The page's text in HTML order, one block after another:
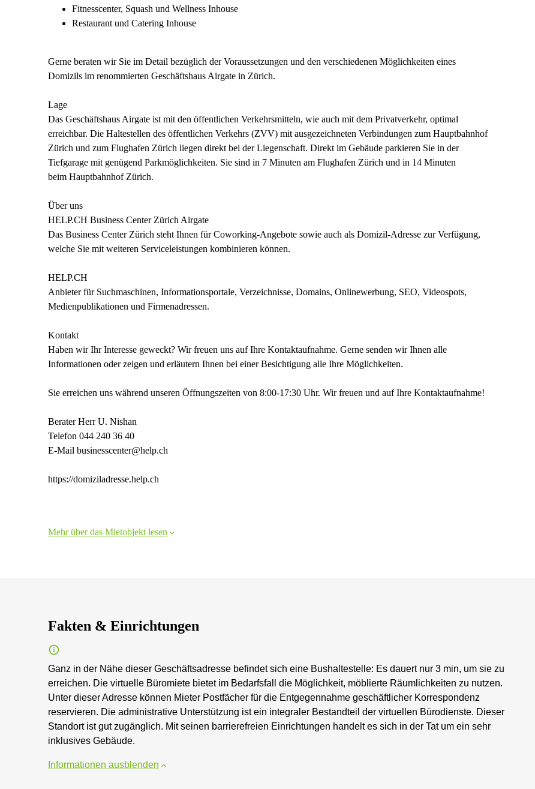
Fitnesscenter, Squash und Wellness Inhouse
Restaurant und Catering Inhouse
Gerne beraten wir Sie im Detail bezüglich der Voraussetzungen und den verschiedenen Möglichkeiten eines
Domizils im renommierten Geschäftshaus Airgate in Zürich.
Lage
Das Geschäftshaus Airgate ist mit den öffentlichen Verkehrsmitteln, wie auch mit dem Privatverkehr, optimal
erreichbar. Die Haltestellen des öffentlichen Verkehrs (ZVV) mit ausgezeichneten Verbindungen zum Hauptbahnhof
Zürich und zum Flughafen Zürich liegen direkt bei der Liegenschaft. Direkt im Gebäude parkieren Sie in der
Tiefgarage mit genügend Parkmöglichkeiten. Sie sind in 7 Minuten am Flughafen Zürich und in 14 Minuten
beim Hauptbahnhof Zürich.
Über uns
HELP.CH Business Center Zürich Airgate
Das Business Center Zürich steht Ihnen für Coworking-Angebote sowie auch als Domizil-Adresse zur Verfügung,
welche Sie mit weiteren Serviceleistungen kombinieren können.
HELP.CH
Anbieter für Suchmaschinen, Informationsportale, Verzeichnisse, Domains, Onlinewerbung, SEO, Videospots,
Medienpublikationen und Firmenadressen.
Kontakt
Haben wir Ihr Interesse geweckt? Wir freuen uns auf Ihre Kontaktaufnahme. Gerne senden wir Ihnen alle
Informationen oder zeigen und erläutern Ihnen bei einer Besichtigung alle Ihre Möglichkeiten.
Sie erreichen uns während unseren Öffnungszeiten von 8:00-17:30 Uhr. Wir freuen und auf Ihre Kontaktaufnahme!
Berater Herr U. Nishan
Telefon 044 240 36 40
E-Mail businesscenter@help.ch
https://domiziladresse.help.ch
Mehr über das Mietobjekt lesen
Fakten & Einrichtungen
Ganz in der Nähe dieser Geschäftsadresse befindet sich eine Bushaltestelle: Es dauert nur 3 min, um sie zu
erreichen. Die virtuelle Büromiete bietet im Bedarfsfall die Möglichkeit, möblierte Räumlichkeiten zu nutzen.
Unter dieser Adresse können Mieter Postfächer für die Entgegennahme geschäftlicher Korrespondenz
reservieren. Die administrative Unterstützung ist ein integraler Bestandteil der virtuellen Bürodienste. Dieser
Standort ist gut zugänglich. Mit seinen barrierefreien Einrichtungen handelt es sich in der Tat um ein sehr
inklusives Gebäude.
Informationen ausblenden